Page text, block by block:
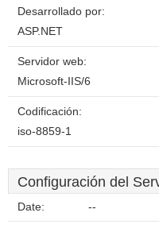
Desarrollado por:
ASP.NET
Servidor web:
Microsoft-IIS/6
Codificación:
iso-8859-1
Configuración del
Date: --